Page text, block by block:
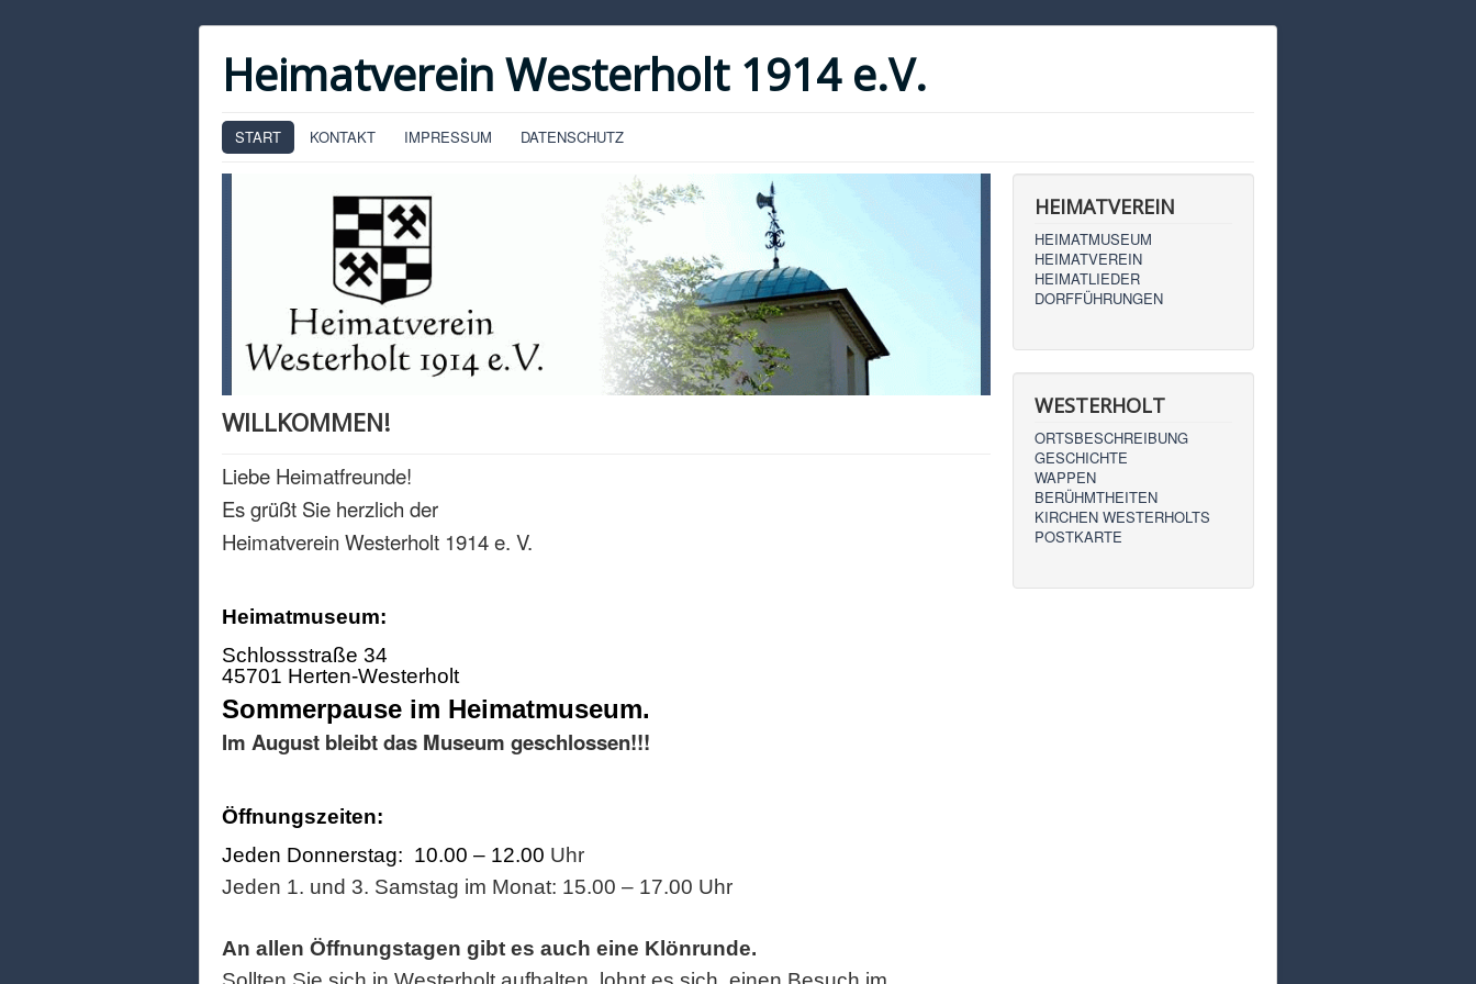
Heimatverein Westerholt 1914 e.V.
START KONTAKT IMPRESSUM DATENSCHUTZ
WILLKOMMEN!
Liebe Heimatfreunde!
Es grüßt Sie herzlich der
Heimatverein Westerholt 1914 e. V.
Heimatmuseum:
Schlossstraße 34
45701 Herten-Westerholt
Sommerpause im Heimatmuseum.
Im August bleibt das Museum geschlossen!!!
Öffnungszeiten:
Jeden Donnerstag: 10.00 – 12.00 Uhr
Jeden 1. und 3. Samstag im Monat: 15.00 – 17.00 Uhr
An allen Öffnungstagen gibt es auch eine Klönrunde.
HEIMATVEREIN
HEIMATMUSEUM
HEIMATVEREIN
HEIMATLIEDER
DORFFÜHRUNGEN
WESTERHOLT
ORTSBESCHREIBUNG
GESCHICHTE
WAPPEN
BERÜHMTHEITEN
KIRCHEN WESTERHOLTS
POSTKARTE